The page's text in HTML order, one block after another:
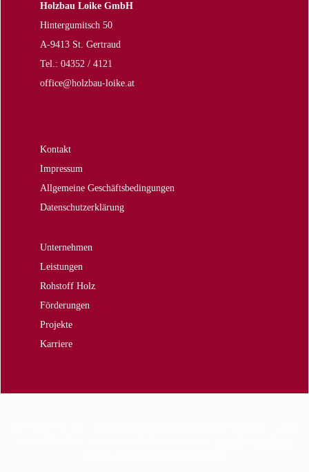
Holzbau Loike GmbH
Hintergumitsch 50
A-9413 St. Gertraud
Tel.: 04352 / 4121
office@holzbau-loike.at
Kontakt
Impressum
Allgemeine Geschäftsbedingungen
Datenschutzerklärung
Unternehmen
Leistungen
Rohstoff Holz
Förderungen
Projekte
Karriere